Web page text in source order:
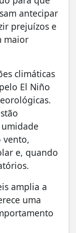
antecipar
prejuízos e
maior
climáticas
El Niño
vento,
e, quando
amplia a
uma